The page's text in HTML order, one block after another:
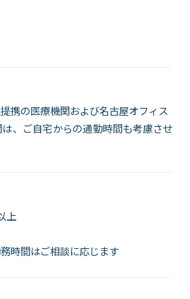
携の医療機関および名古屋オフィス
、ご自宅からの通勤時間も考慮させ
上
時間はご相談に応じます